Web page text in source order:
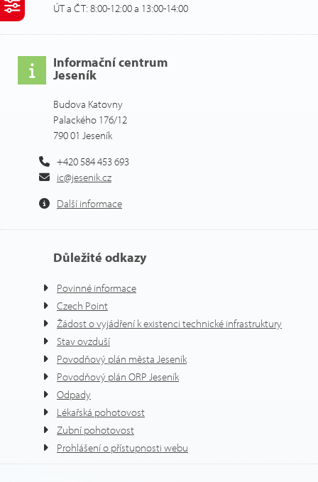
ÚT a ČT: 8:00-12:00 a 13:00-14:00
Informační centrum
Jeseník
Budova Katovny
Palackého 176/12
790 01 Jeseník
+420 584 453 693
ic@jesenik.cz
Další informace
Důležité odkazy
Povinné informace
Czech Point
Žádost o vyjádření k existenci technické infrastruktury
Stav ovzduší
Povodňový plán města Jeseník
Povodňový plán ORP Jeseník
Odpady
Lékařská pohotovost
Zubní pohotovost
Prohlášení o přístupnosti webu